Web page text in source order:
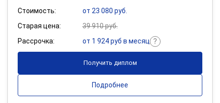
Стоимость:
от 23 080 руб.
Старая цена:
39 910 руб.
Рассрочка:
от 1 924 руб в месяц
Получить диплом
Подробнее